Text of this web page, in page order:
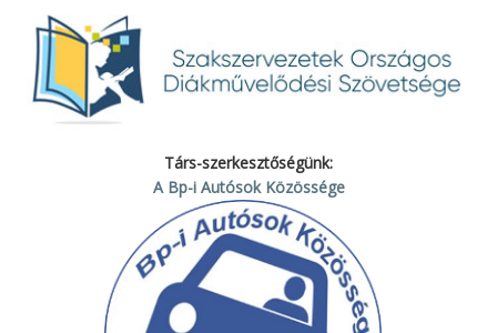
Társ-szerkesztőségünk:
A Bp-i Autósok Közössége